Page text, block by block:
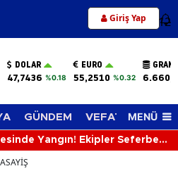
Giriş Yap 12
DOLAR
47,7436 %0.18
EURO
55,2510 %0.32
GÜNDEM VEFAT EDENLER
MENÜ
Yangın! Ekipler Seferber
ASAYİŞ